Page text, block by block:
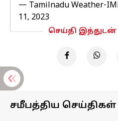
— Tamilnadu Weather-
11, 2023
செய்தி இத்துடன்
சமீபத்திய செய்திகள்